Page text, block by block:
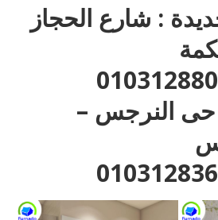
: شارع الحجاز
حى النرجس –